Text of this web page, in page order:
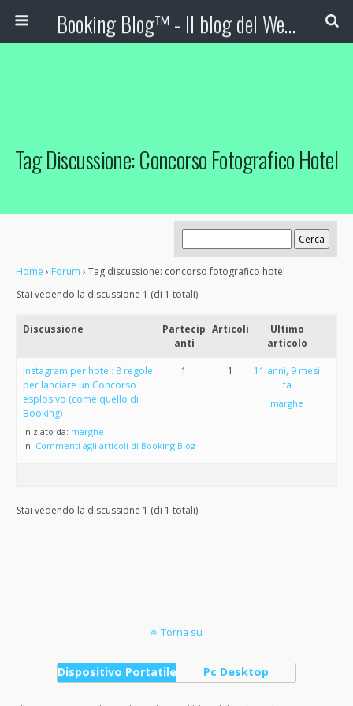
Booking Blog™ - Il blog del Web Marketing Turistico
Tag Discussione: Concorso Fotografico Hotel
Home › Forum › Tag discussione: concorso fotografico hotel
Stai vedendo la discussione 1 (di 1 totali)
Discussione
Partecip
anti
Articoli
Ultimo
articolo
Instagram per hotel: 8 regole
per lanciare un Concorso
esplosivo (come quello di
Booking)
Iniziato da: marghe
in: Commenti agli articoli di Booking Blog
1 1
11 anni, 9 mesi
fa
marghe
Stai vedendo la discussione 1 (di 1 totali)
Torna su
Dispositivo Portatile Pc Desktop